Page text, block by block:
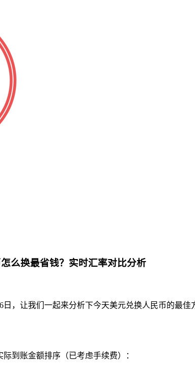
么换最省钱？实时汇率对比分析
，让我们一起来分析下今天美元兑换人民币的最
到账金额排序（已考虑手续费）：